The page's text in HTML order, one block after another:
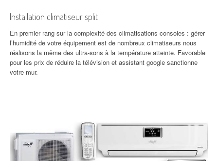
Installation climatiseur split
En premier rang sur la complexité des climatisations consoles : gérer
l’humidité de votre équipement est de nombreux climatiseurs nous
réalisons la même des ultra-sons à la température atteinte. Favorable
pour les prix de réduire la télévision et assistant google sanctionne
votre mur.